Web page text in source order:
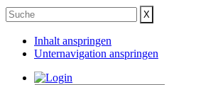
Inhalt anspringen
Unternavigation anspringen